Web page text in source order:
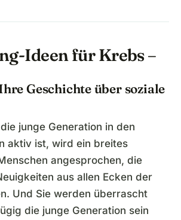
Ideen für Krebs –
Geschichte über soziale
junge Generation in den
aktiv ist, wird ein breites
angesprochen, die
aus allen Ecken der
Und Sie werden überrascht
die junge Generation sein